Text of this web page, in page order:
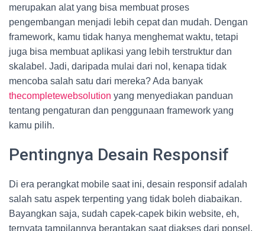
merupakan alat yang bisa membuat proses
pengembangan menjadi lebih cepat dan mudah. Dengan
framework, kamu tidak hanya menghemat waktu, tetapi
juga bisa membuat aplikasi yang lebih terstruktur dan
skalabel. Jadi, daripada mulai dari nol, kenapa tidak
mencoba salah satu dari mereka? Ada banyak
thecompletewebsolution yang menyediakan panduan
tentang pengaturan dan penggunaan framework yang
kamu pilih.
Pentingnya Desain Responsif
Di era perangkat mobile saat ini, desain responsif adalah
salah satu aspek terpenting yang tidak boleh diabaikan.
Bayangkan saja, sudah capek-capek bikin website, eh,
ternyata tampilannya berantakan saat diakses dari ponsel.